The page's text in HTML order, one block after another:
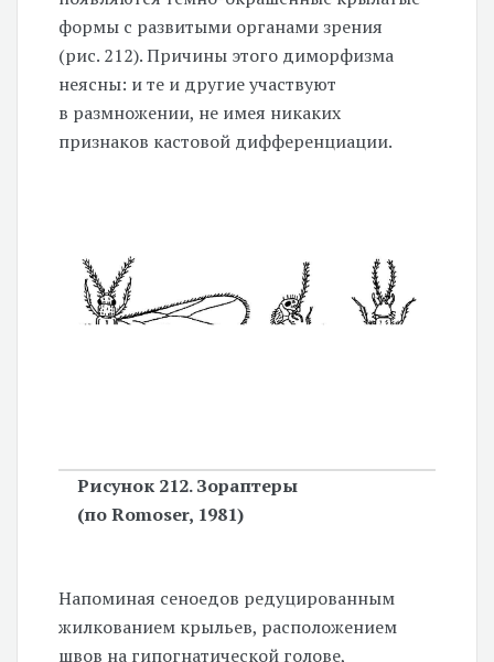
формы с развитыми органами зрения
(рис. 212). Причины этого диморфизма
неясны: и те и другие участвуют
в размножении, не имея никаких
признаков кастовой дифференциации.
Рисунок 212. Зораптеры
(по Romoser, 1981)
Напоминая сеноедов редуцированным
жилкованием крыльев, расположением
швов на гипогнатической голове,